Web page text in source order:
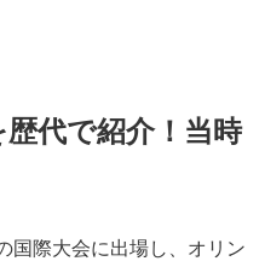
代で紹介！当時
国際大会に出場し、オリン